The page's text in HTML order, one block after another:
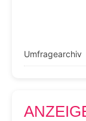
Umfragearchiv